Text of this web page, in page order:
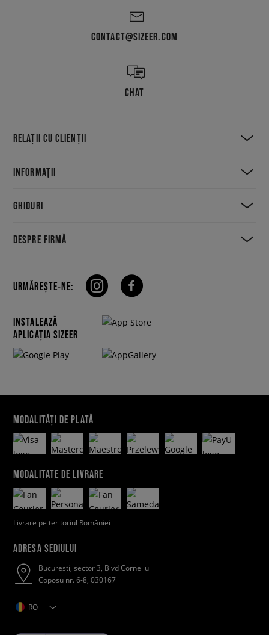
CONTACT@SIZEER.COM
CHAT
RELAȚII CU CLIENȚII
INFORMAȚII
GHIDURI
DESPRE FIRMĂ
URMĂREȘTE-NE:
INSTALEAZĂ
APLICAȚIA SIZEER
MODALITĂȚI DE PLATĂ
MODALITATE DE LIVRARE
Livrare pe teritoriul României
ADRESA SEDIULUI
Bucuresti, sector 3, Blvd Corneliu
Coposu nr. 6-8, 030167
RO